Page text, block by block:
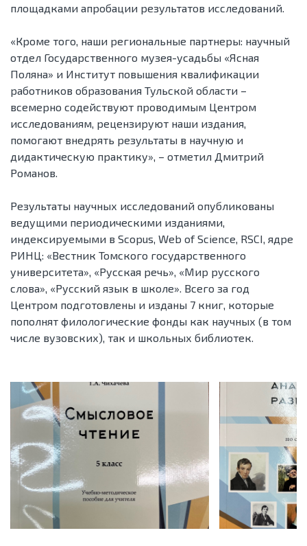
площадками апробации результатов исследований.
«Кроме того, наши региональные партнеры: научный
отдел Государственного музея-усадьбы «Ясная
Поляна» и Институт повышения квалификации
работников образования Тульской области –
всемерно содействуют проводимым Центром
исследованиям, рецензируют наши издания,
помогают внедрять результаты в научную и
дидактическую практику», – отметил Дмитрий
Романов.
Результаты научных исследований опубликованы
ведущими периодическими изданиями,
индексируемыми в Scopus, Web of Science, RSCI, ядре
РИНЦ: «Вестник Томского государственного
университета», «Русская речь», «Мир русского
слова», «Русский язык в школе». Всего за год
Центром подготовлены и изданы 7 книг, которые
пополнят филологические фонды как научных (в том
числе вузовских), так и школьных библиотек.